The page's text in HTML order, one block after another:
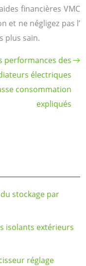
financières VMC
et ne négligez pas l’
plus sain.
performances des
électriques
consommation
expliqués
stockage par
isolants extérieurs
réglage